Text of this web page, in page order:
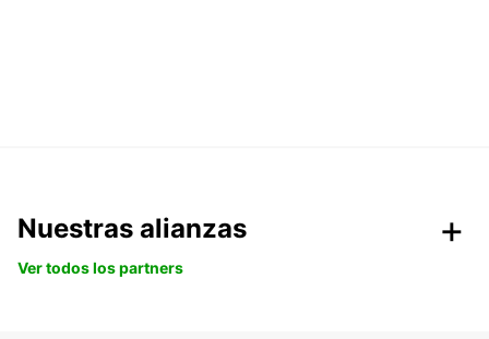
Nuestras alianzas
Ver todos los partners